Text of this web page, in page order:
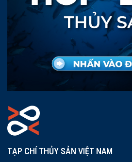
TẠP CHÍ THỦY SẢN VIỆT NAM